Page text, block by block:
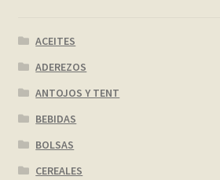
Mi cuenta
Página de ejemplo
ACEITES
ADEREZOS
ANTOJOS Y TENT
BEBIDAS
BOLSAS
CEREALES